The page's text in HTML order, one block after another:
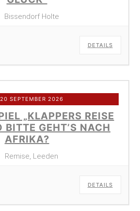
Bissendorf Holte
DETAILS
20 SEPTEMBER 2026
„KLAPPERS REISE
BITTE GEHT’S NACH
AFRIKA?
Remise, Leeden
DETAILS